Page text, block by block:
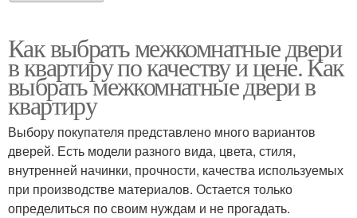
Как выбрать межкомнатные двери
в квартиру по качеству и цене. Как
выбрать межкомнатные двери в
квартиру
Выбору покупателя представлено много вариантов
дверей. Есть модели разного вида, цвета, стиля,
внутренней начинки, прочности, качества используемых
при производстве материалов. Остается только
определиться по своим нуждам и не прогадать.